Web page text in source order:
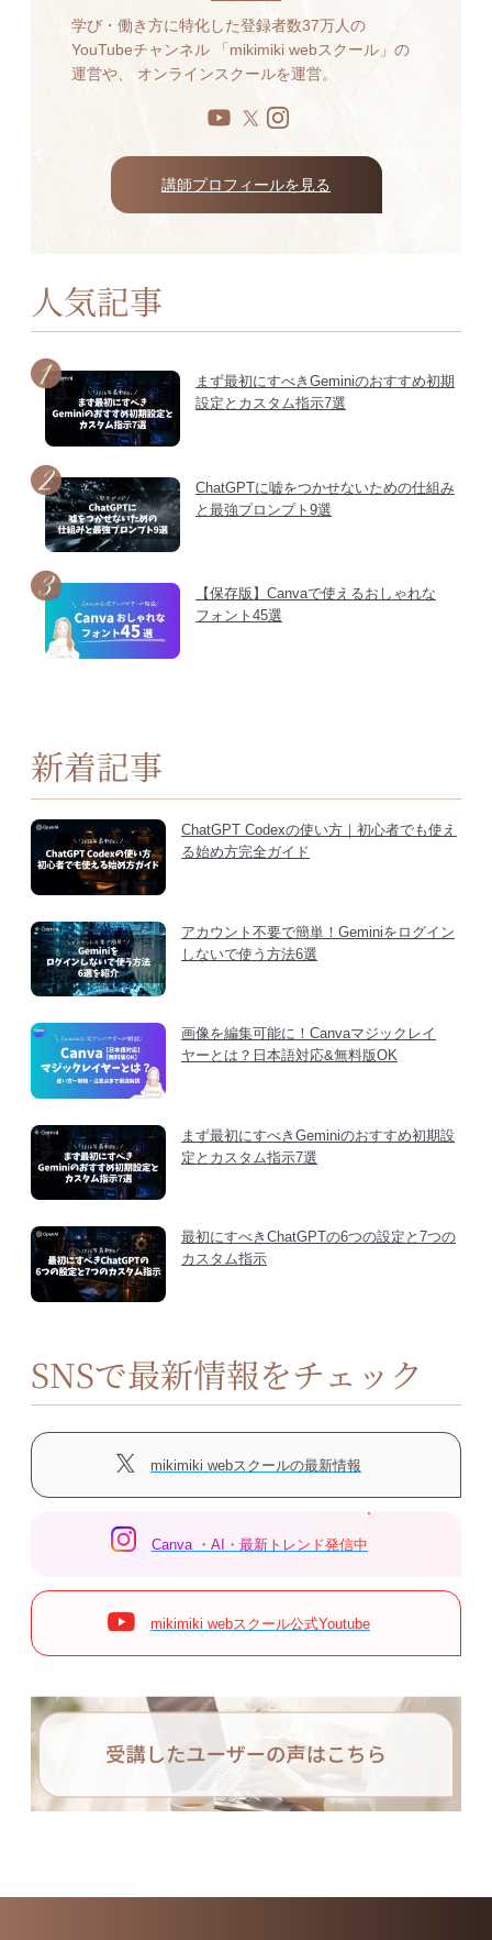
学び・働き方に特化した登録者数37万人の
YouTubeチャンネル 「mikimiki webスクール」の
運営や、 オンラインスクールを運営。
講師プロフィールを見る
人気記事
まず最初にすべきGeminiのおすすめ初期
設定とカスタム指示7選
ChatGPTに嘘をつかせないための仕組み
と最強プロンプト9選
【保存版】Canvaで使えるおしゃれな
フォント45選
新着記事
ChatGPT Codexの使い方｜初心者でも使え
る始め方完全ガイド
アカウント不要で簡単！Geminiをログイン
しないで使う方法6選
画像を編集可能に！Canvaマジックレイ
ヤーとは？日本語対応&無料版OK
まず最初にすべきGeminiのおすすめ初期設
定とカスタム指示7選
最初にすべきChatGPTの6つの設定と7つの
カスタム指示
SNSで最新情報をチェック
mikimiki webスクールの最新情報
Canva ・AI・最新トレンド発信中
mikimiki webスクール公式Youtube